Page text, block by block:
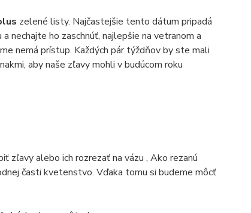
zelené listy. Najčastejšie tento dátum pripadá
nechajte ho zaschnúť, najlepšie na vetranom a
nemá prístup. Každých pár týždňov by ste mali
aby naše zľavy mohli v budúcom roku
zľavy alebo ich rozrezať na vázu , Ako rezanú
časti kvetenstvo. Vďaka tomu si budeme môcť